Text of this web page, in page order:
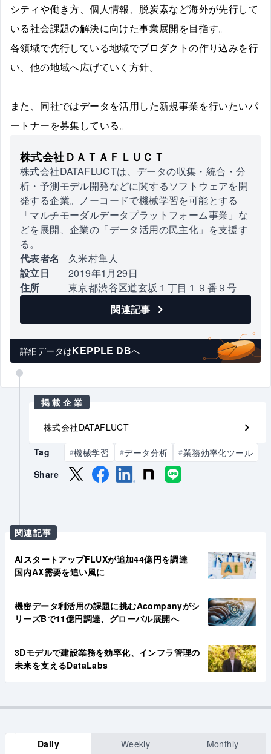
シティや働き方、個人情報、脱炭素など海外が先行して
いる社会課題の解決に向けた事業展開を目指す。
各領域で先行している地域でプロダクトの作り込みを行
い、他の地域へ広げていく方針。
また、同社ではデータを活用した新規事業を行いたいパ
ートナーを募集している。
株式会社ＤＡＴＡＦＬＵＣＴ
株式会社DATAFLUCTは、データの収集・統合・分
析・予測モデル開発などに関するソフトウェアを開
発する企業。ノーコードで機械学習を可能とする
「マルチモーダルデータプラットフォーム事業」な
どを展開、企業の「データ活用の民主化」を支援す
る。
代表者名
久米村隼人
設立日
2019年1月29日
住所
東京都渋谷区道玄坂１丁目１９番９号
関連記事
詳細データはKEPPLE DBへ
掲載企業
株式会社DATAFLUCT
Tag #機械学習 #データ分析 #業務効率化ツール
Share
関連記事
AIスタートアップFLUXが追加44億円を調達──
国内AX需要を追い風に
機密データ利活用の課題に挑むAcompanyがシ
リーズBで11億円調達、グローバル展開へ
3Dモデルで建設業務を効率化、インフラ管理の
未来を支えるDataLabs
Daily Weekly Monthly